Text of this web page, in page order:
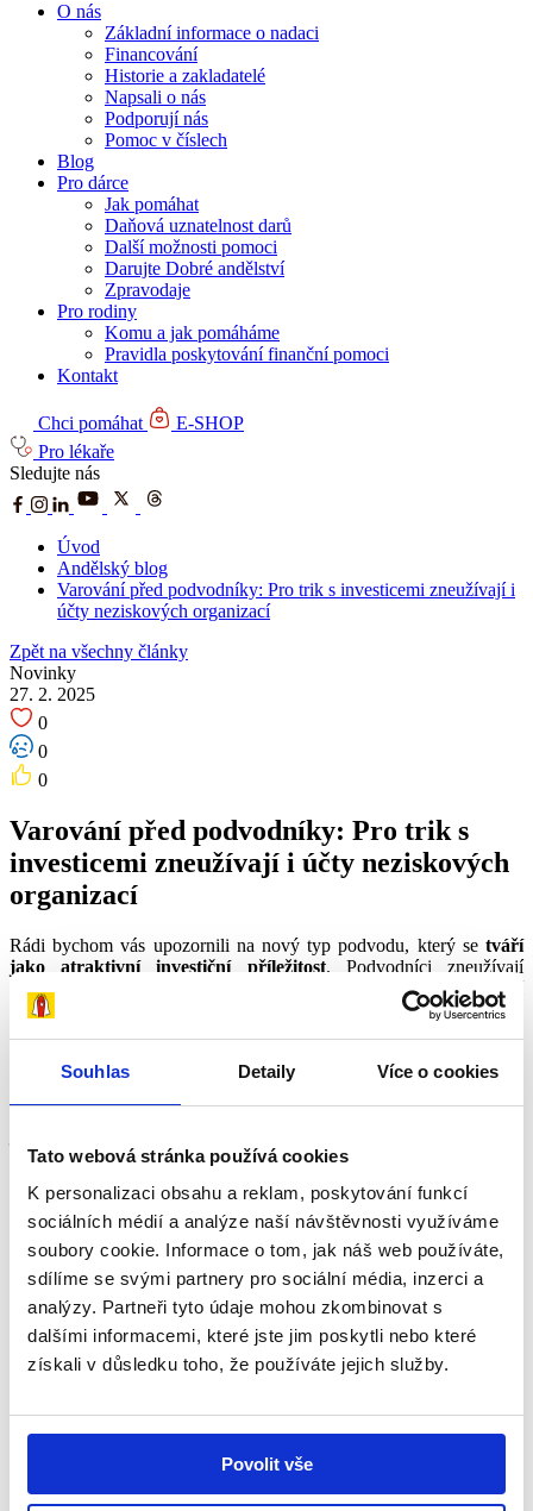
Souhlas Detaily Více o cookies
Tato webová stránka používá cookies
K personalizaci obsahu a reklam, poskytování funkcí
sociálních médií a analýze naší návštěvnosti využíváme
soubory cookie. Informace o tom, jak náš web používáte,
sdílíme se svými partnery pro sociální média, inzerci a
analýzy. Partneři tyto údaje mohou zkombinovat s
dalšími informacemi, které jste jim poskytli nebo které
získali v důsledku toho, že používáte jejich služby.
Povolit vše
O nás
Základní informace o nadaci
Financování
Historie a zakladatelé
Napsali o nás
Podporují nás
Pomoc v číslech
Blog
Pro dárce
Jak pomáhat
Daňová uznatelnost darů
Další možnosti pomoci
Darujte Dobré andělství
Zpravodaje
Pro rodiny
Komu a jak pomáháme
Pravidla poskytování finanční pomoci
Kontakt
Chci pomáhat
E-SHOP
Pro lékaře
Sledujte nás
Úvod
Andělský blog
Varování před podvodníky: Pro trik s investicemi zneužívají i
účty neziskových organizací
Zpět na všechny články
Novinky
27. 2. 2025
0
0
0
Varování před podvodníky: Pro trik s
investicemi zneužívají i účty neziskových
organizací
Rádi bychom vás upozornili na nový typ podvodu, který se tváří
jako atraktivní investiční příležitost. Podvodníci zneužívají
transparentní účty neziskových organizací, kam nechají
podvedeného zaslat první platbu. Jakmile si takto ověří, že jim oběť
mechanismus reportéři Seznam Zpráv
v tomto článku.
zaregistrovat, pomocí svého Andělského účtu si kdykoli ověřit,
rodiny.O finanční dary pomocí telefonických hovorů nadace
nikdy nežádá , stejně tak nevyužívá žádné jiné nátlakové metody.
Prosíme, buďte obezřetní.
Sdílet tento příspěvek
Odkaz byl zkopírován do schránky!
Přidat reakci
0
Zobrazit všechny